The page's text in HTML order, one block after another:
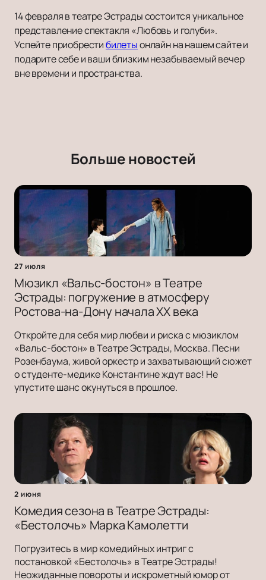
14 февраля в театре Эстрады состоится уникальное
представление спектакля «Любовь и голуби».
Успейте приобрестибилетыонлайн на нашем сайте и
подарите себе и ваши близким незабываемый вечер
вне времени и пространства.
Больше новостей
27 июля
Мюзикл «Вальс-бостон» в Театре
Эстрады: погружение в атмосферу
Ростова-на-Дону начала ХХ века
Откройте для себя мир любви и риска с мюзиклом
«Вальс-бостон» в Театре Эстрады, Москва. Песни
Розенбаума, живой оркестр и захватывающий сюжет
о студенте-медике Константине ждут вас! Не
упустите шанс окунуться в прошлое.
2 июня
Комедия сезона в Театре Эстрады:
«Бестолочь» Марка Камолетти
Погрузитесь в мир комедийных интриг с
постановкой «Бестолочь» в Театре Эстрады!
Неожиданные повороты и искрометный юмор от